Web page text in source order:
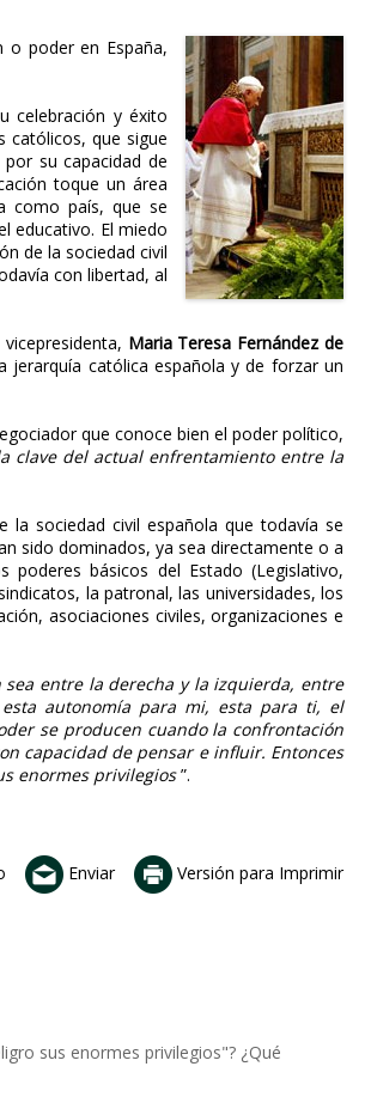
o poder en España,
celebración y éxito
católicos, que sigue
su capacidad de
toque un área
como país, que se
educativo. El miedo
de la sociedad civil
con libertad, al
Maria Teresa Fernández de
jerarquía católica española y de forzar un
que conoce bien el poder político,
clave del actual enfrentamiento entre la
sociedad civil española que todavía se
sido dominados, ya sea directamente o a
básicos del Estado (Legislativo,
la patronal, las universidades, los
asociaciones civiles, organizaciones e
entre la derecha y la izquierda, entre
autonomía para mi, esta para ti, el
se producen cuando la confrontación
capacidad de pensar e influir. Entonces
enormes privilegios”.
Enviar Versión para Imprimir
sus enormes privilegios"? ¿Qué